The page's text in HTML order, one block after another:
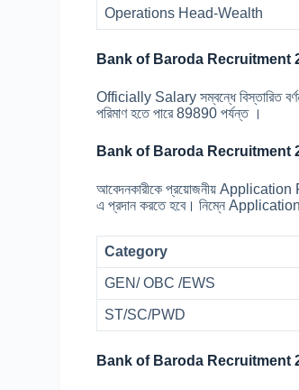
Operations Head-Wealth
Bank of Baroda Recruitment
Officially Salary সম্বন্ধে বিস্তারিত
পরিমাণ হতে পারে 89890 পর্যন্ত ।
Bank of Baroda Recruitment
আবেদনকারীকে প্রয়োজনীয়
এ প্রদান করতে হবে। নিম্নে Application
Category
GEN/ OBC /EWS
ST/SC/PWD
Bank of Baroda Recruitment